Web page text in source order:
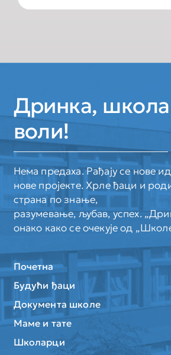
Дринка, школа
воли!
Нема предаха. Рађају се нове
нове пројекте. Хрле ђаци и
страна по знање,
разумевање, љубав, успех.
онако како се очекује од
Почетна
Будући ђаци
Документа школе
Маме и тате
Школарци